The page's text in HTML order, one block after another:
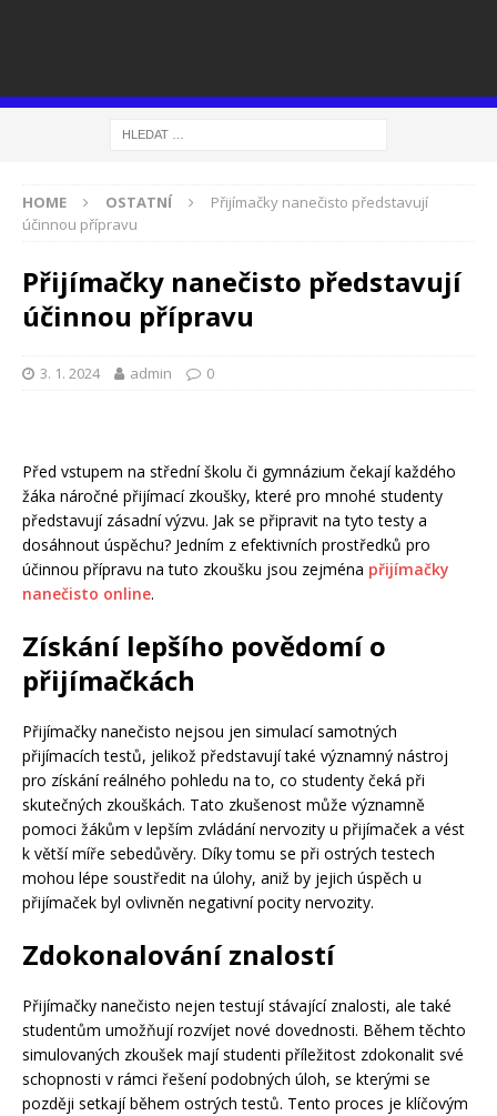
HOME OSTATNÍ
Přijímačky nanečisto představují
účinnou přípravu
Přijímačky nanečisto představují
účinnou přípravu
3. 1. 2024 admin 0
Před vstupem na střední školu či gymnázium čekají každého
žáka náročné přijímací zkoušky, které pro mnohé studenty
představují zásadní výzvu. Jak se připravit na tyto testy a
dosáhnout úspěchu? Jedním z efektivních prostředků pro
účinnou přípravu na tuto zkoušku jsou zejména přijímačky
nanečisto online.
Získání lepšího povědomí o
přijímačkách
Přijímačky nanečisto nejsou jen simulací samotných
přijímacích testů, jelikož představují také významný nástroj
pro získání reálného pohledu na to, co studenty čeká při
skutečných zkouškách. Tato zkušenost může významně
pomoci žákům v lepším zvládání nervozity u přijímaček a vést
k větší míře sebedůvěry. Díky tomu se při ostrých testech
mohou lépe soustředit na úlohy, aniž by jejich úspěch u
přijímaček byl ovlivněn negativní pocity nervozity.
Zdokonalování znalostí
Přijímačky nanečisto nejen testují stávající znalosti, ale také
studentům umožňují rozvíjet nové dovednosti. Během těchto
simulovaných zkoušek mají studenti příležitost zdokonalit své
schopnosti v rámci řešení podobných úloh, se kterými se
později setkají během ostrých testů. Tento proces je klíčovým